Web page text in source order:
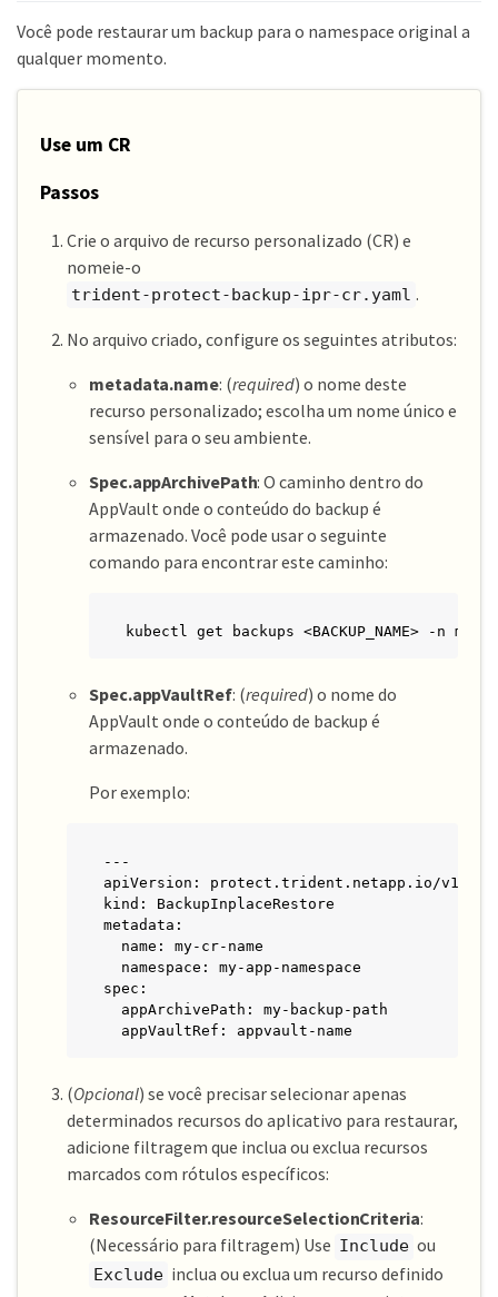
Você pode restaurar um backup para o namespace original a
qualquer momento.
Use um CR
Passos
Crie o arquivo de recurso personalizado (CR) e
nomeie-o
trident-protect-backup-ipr-cr.yaml .
No arquivo criado, configure os seguintes atributos:
metadata.name: (required) o nome deste
recurso personalizado; escolha um nome único e
sensível para o seu ambiente.
Spec.appArchivePath: O caminho dentro do
AppVault onde o conteúdo do backup é
armazenado. Você pode usar o seguinte
comando para encontrar este caminho:
kubectl get backups <BACKUP_NAME> -n
Spec.appVaultRef: (required) o nome do
AppVault onde o conteúdo de backup é
armazenado.
Por exemplo:
---
apiVersion: protect.trident.netapp.io/v1
kind: BackupInplaceRestore
metadata:
  name: my-cr-name
  namespace: my-app-namespace
spec:
  appArchivePath: my-backup-path
  appVaultRef: appvault-name
(Opcional) se você precisar selecionar apenas
determinados recursos do aplicativo para restaurar,
adicione filtragem que inclua ou exclua recursos
marcados com rótulos específicos:
ResourceFilter.resourceSelectionCriteria:
(Necessário para filtragem) Use Include ou
Exclude inclua ou exclua um recurso definido